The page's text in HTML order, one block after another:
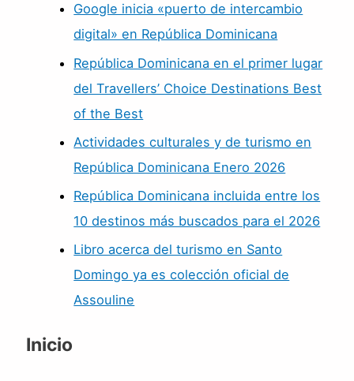
Google inicia «puerto de intercambio
digital» en República Dominicana
República Dominicana en el primer lugar
del Travellers’ Choice Destinations Best
of the Best
Actividades culturales y de turismo en
República Dominicana Enero 2026
República Dominicana incluida entre los
10 destinos más buscados para el 2026
Libro acerca del turismo en Santo
Domingo ya es colección oficial de
Assouline
Inicio